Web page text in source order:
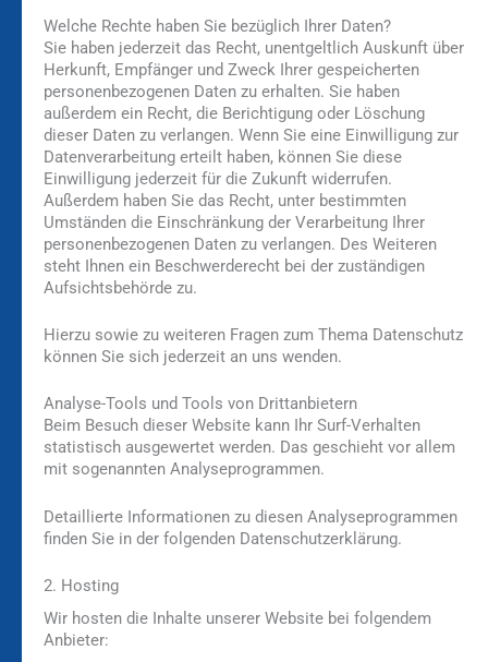
Welche Rechte haben Sie bezüglich Ihrer Daten?
Sie haben jederzeit das Recht, unentgeltlich Auskunft über
Herkunft, Empfänger und Zweck Ihrer gespeicherten
personenbezogenen Daten zu erhalten. Sie haben
außerdem ein Recht, die Berichtigung oder Löschung
dieser Daten zu verlangen. Wenn Sie eine Einwilligung zur
Datenverarbeitung erteilt haben, können Sie diese
Einwilligung jederzeit für die Zukunft widerrufen.
Außerdem haben Sie das Recht, unter bestimmten
Umständen die Einschränkung der Verarbeitung Ihrer
personenbezogenen Daten zu verlangen. Des Weiteren
steht Ihnen ein Beschwerderecht bei der zuständigen
Aufsichtsbehörde zu.
Hierzu sowie zu weiteren Fragen zum Thema Datenschutz
können Sie sich jederzeit an uns wenden.
Analyse-Tools und Tools von Dritt­anbietern
Beim Besuch dieser Website kann Ihr Surf-Verhalten
statistisch ausgewertet werden. Das geschieht vor allem
mit sogenannten Analyseprogrammen.
Detaillierte Informationen zu diesen Analyseprogrammen
finden Sie in der folgenden Datenschutzerklärung.
2. Hosting
Wir hosten die Inhalte unserer Website bei folgendem
Anbieter: